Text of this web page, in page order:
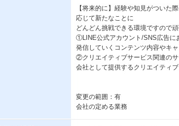
【将来的に】経験や知見がついた
応じて新たなことに
どんどん挑戦できる環境ですので
①LINE公式アカウント/SNS広告に
発信していくコンテンツ内容やキ
②クリエイティブサービス関連の
会社として提供するクリエイティ
変更の範囲：有
会社の定める業務